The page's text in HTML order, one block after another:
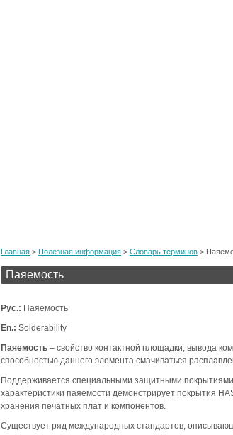
Главная > Полезная информация > Словарь терминов >
Паяемость
Рус.: Паяемость
En.: Solderability
Паяемость – свойство контактной площадки, вывода
способностью данного элемента смачиваться
Поддерживается специальными защитными
характеристики паяемости демонстрирует покрытия
хранения печатных плат и компонентов.
Существует ряд международных стандартов,